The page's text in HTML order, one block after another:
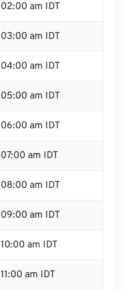
02:00 am IDT
03:00 am IDT
04:00 am IDT
05:00 am IDT
06:00 am IDT
07:00 am IDT
08:00 am IDT
09:00 am IDT
10:00 am IDT
11:00 am IDT